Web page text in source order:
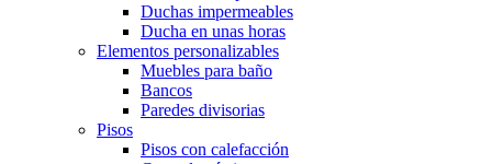
Duchas impermeables
Ducha en unas horas
Elementos personalizables
Muebles para baño
Bancos
Paredes divisorias
Pisos
Pisos con calefacción